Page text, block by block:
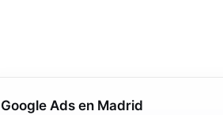
Google Ads en Madrid